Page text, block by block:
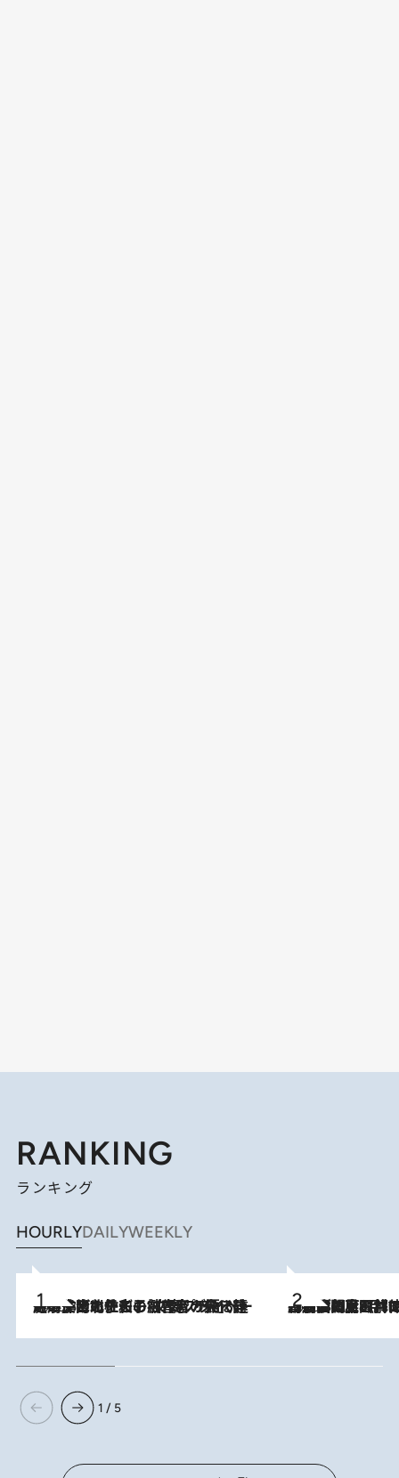
RANKING
ランキング
HOURLYDAILYWEEKLY
2026.8.3
《「文士の子ども被害者の会」発足！》阿川佐和子（72）が語る遠藤周作に北杜夫、劇作家・矢代静一の子どもたちの“文豪プライベート事件簿” 2026.8.8
「最後に見られてよかった」上野動物園の東園パンダ舎が解体前に特別公開。8月16日まで延長されたパネル展と共に辿る“半世紀”のパンダ飼育《解体工事の図面あり》
1 / 5